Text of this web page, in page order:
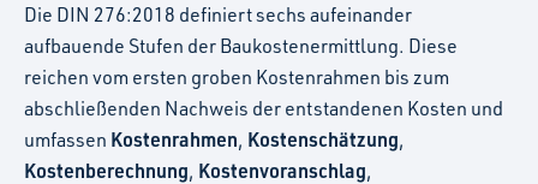
Die DIN 276:2018 definiert sechs aufeinander
aufbauende Stufen der Baukostenermittlung. Diese
reichen vom ersten groben Kostenrahmen bis zum
abschließenden Nachweis der entstandenen Kosten und
umfassen Kostenrahmen, Kostenschätzung,
Kostenberechnung, Kostenvoranschlag,